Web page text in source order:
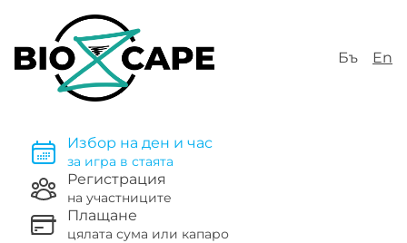
Бъ En
Избор на ден и час
за игра в стаята
Регистрация
на участниците
Плащане
цялата сума или капаро